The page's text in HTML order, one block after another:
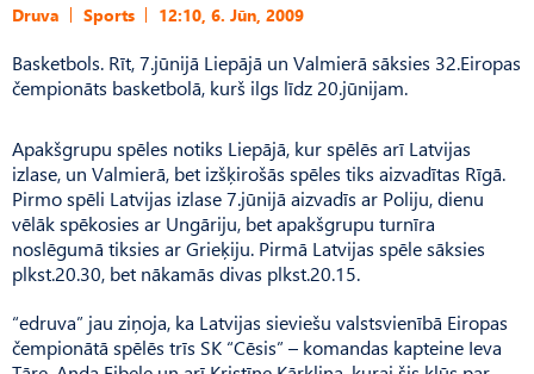
Druva Sports 12:10, 6. Jūn, 2009
Basketbols. Rīt, 7.jūnijā Liepājā un Valmierā sāksies 32.Eiropas
čempionāts basketbolā, kurš ilgs līdz 20.jūnijam.
Apakšgrupu spēles notiks Liepājā, kur spēlēs arī Latvijas
izlase, un Valmierā, bet izšķirošās spēles tiks aizvadītas Rīgā.
Pirmo spēli Latvijas izlase 7.jūnijā aizvadīs ar Poliju, dienu
vēlāk spēkosies ar Ungāriju, bet apakšgrupu turnīra
noslēgumā tiksies ar Grieķiju. Pirmā Latvijas spēle sāksies
plkst.20.30, bet nākamās divas plkst.20.15.
“edruva” jau ziņoja, ka Latvijas sieviešu valstsvienībā Eiropas
čempionātā spēlēs trīs SK “Cēsis” – komandas kapteine Ieva